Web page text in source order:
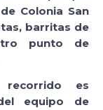
Colonia San
barritas de
punto de
es
equipo de